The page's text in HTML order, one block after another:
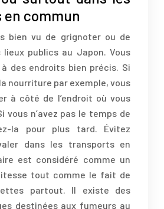
commun
bien vu de grignoter ou de
publics au Japon. Vous
des endroits bien précis. Si
nourriture par exemple, vous
à côté de l’endroit où vous
vous n’avez pas le temps de
la pour plus tard. Évitez
dans les transports en
est considéré comme un
tout comme le fait de
partout. Il existe des
destinées aux fumeurs au